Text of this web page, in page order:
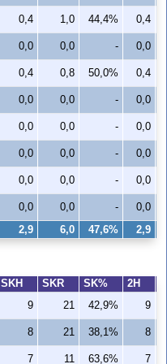
SKH SKR SK% 2H
9 21 42,9%
9
8 21 38,1%
8
7 11 63,6% 7
0,4 1,0 44,4%
0,4
0,0 0,0 -
0,0
0,4 0,8 50,0%
0,4
0,0 0,0 -
0,0
0,0 0,0 -
0,0
0,0 0,0 -
0,0
0,0 0,0 -
0,0
0,0 0,0 - 0,0
2,9 6,0 47,6% 2,9